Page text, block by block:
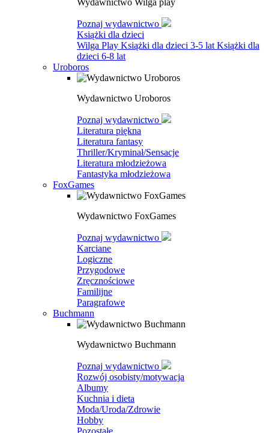
Wydawnictwo Wilga play
Poznaj wydawnictwo
Książki dla dzieci
Wilga Play Książki dla dzieci 3-5 lat Książki dla
dzieci 6-8 lat
Uroboros
Wydawnictwo Uroboros
Poznaj wydawnictwo
Literatura piękna
Literatura fantasy
Thriller/Kryminał/Sensacje
Literatura młodzieżowa
Fantastyka młodzieżowa
FoxGames
Wydawnictwo FoxGames
Poznaj wydawnictwo
Karciane
Logiczne
Przygodowe
Zręcznościowe
Familijne
Paragrafowe
Buchmann
Wydawnictwo Buchmann
Poznaj wydawnictwo
Rozwój osobisty/motywacja
Albumy
Kuchnia i dieta
Moda/Uroda/Zdrowie
Hobby
Pozostałe